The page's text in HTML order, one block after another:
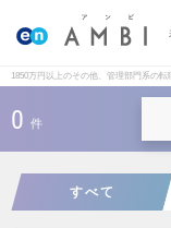
1850万円以上のその他、管理部門系の転
0 件
すべて